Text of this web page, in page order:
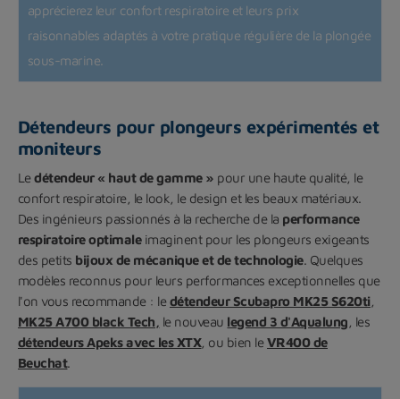
apprécierez leur confort respiratoire et leurs prix
raisonnables adaptés à votre pratique régulière de la plongée
sous-marine.
Détendeurs pour plongeurs expérimentés et
moniteurs
Ledétendeur « haut de gamme » pour une haute qualité, le
confort respiratoire, le look, le design et les beaux matériaux.
Des ingénieurs passionnés à la recherche de la performance
respiratoire optimaleimaginent pour les plongeurs exigeants
des petits bijoux de mécanique et de technologie. Quelques
modèles reconnus pour leurs performances exceptionnelles que
l'on vous recommande : le détendeur Scubapro MK25 S620ti,
MK25 A700 black Tech , le nouveau legend 3 d'Aqualung , les
détendeurs Apeks avec les XTX, ou bien leVR400 de
Beuchat.